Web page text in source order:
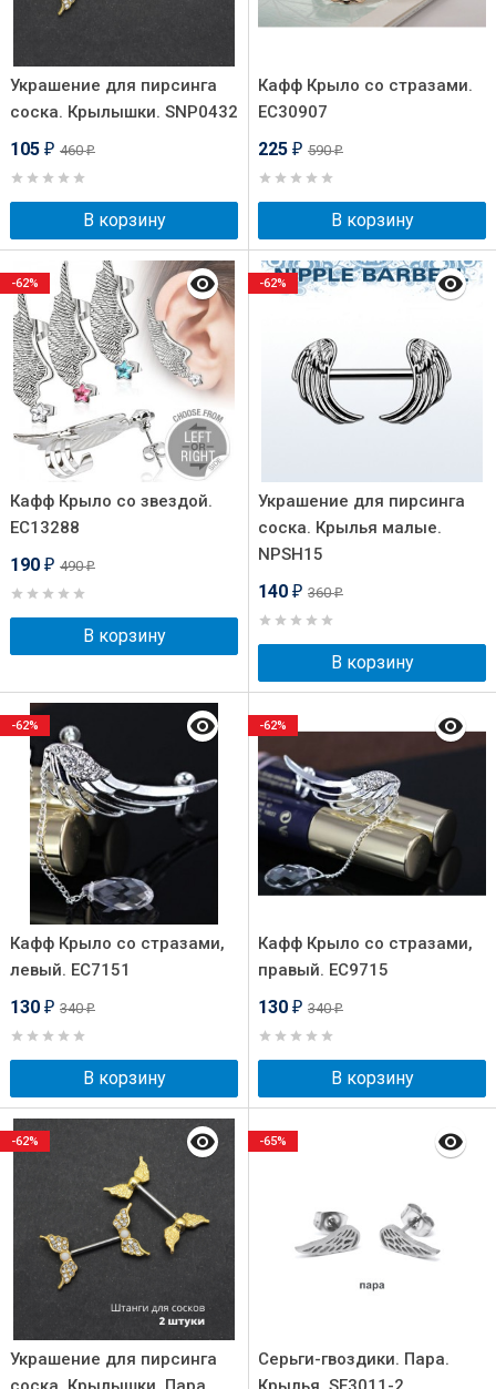
Украшение для пирсинга
соска. Крылышки. SNP0432
105 ₽ 460₽
В корзину
Кафф Крыло со стразами.
EC30907
225 ₽ 590₽
В корзину
Кафф Крыло со звездой.
EC13288
190 ₽ 490₽
В корзину
-62%
Украшение для пирсинга
соска. Крылья малые.
NPSH15
140 ₽ 360₽
В корзину
-62%
Кафф Крыло со стразами,
левый. EC7151
130 ₽ 340₽
В корзину
-62%
Кафф Крыло со стразами,
правый. EC9715
130 ₽ 340₽
В корзину
-62%
Украшение для пирсинга
-62%
Серьги-гвоздики. Пара.
-65%